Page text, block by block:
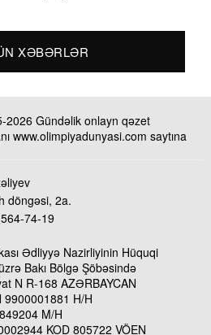
XƏBƏRLƏR
Gündəlik onlayn qəzet
www.olimpiyadunyasi.com saytına
döngəsi, 2a.
74-19
Ədliyyə Nazirliyinin Hüquqi
Bakı Bölgə Şöbəsində
N R-168 AZƏRBAYCAN
9900001881 H/H
M/H
KOD 805722 VÖEN